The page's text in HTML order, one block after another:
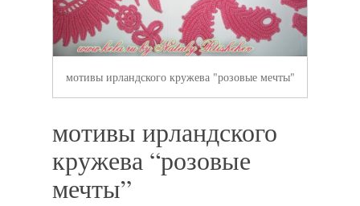
мотивы ирландского кружева "розовые мечты"
мотивы ирландского
кружева “розовые
мечты”